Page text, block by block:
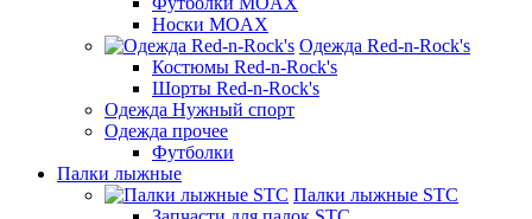
Носки MOAX
Одежда Red-n-Rock's
Костюмы Red-n-Rock's
Шорты Red-n-Rock's
Одежда Нужный спорт
Одежда прочее
Футболки
Палки лыжные
Палки лыжные STC